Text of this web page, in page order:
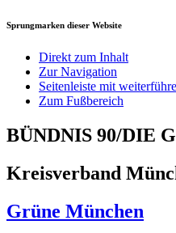
Sprungmarken dieser Website
Direkt zum Inhalt
Zur Navigation
Seitenleiste mit
Zum Fußbereich
BÜNDNIS 90/DIE
Kreisverband
Grüne München